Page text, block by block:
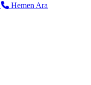
Hemen Ara